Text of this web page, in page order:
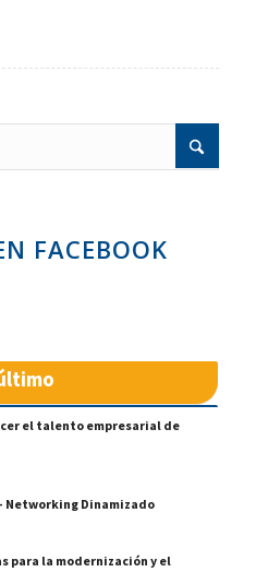
FACEBOOK
el talento empresarial de
Networking Dinamizado
para la modernización y el